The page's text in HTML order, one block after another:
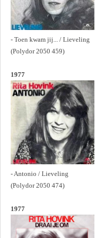
- Toen kwam jij... / Lieveling
(Polydor 2050 459)
1977
- Antonio / Lieveling
(Polydor 2050 474)
1977